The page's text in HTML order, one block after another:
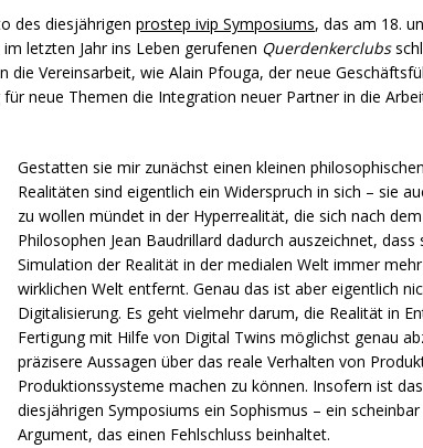
des diesjährigen prostep ivip Symposiums, das am 18.
letzten Jahr ins Leben gerufenen Querdenkerclubs
Vereinsarbeit, wie Alain Pfouga, der neue
neue Themen die Integration neuer Partner in die
Gestatten sie mir zunächst einen kleinen
Realitäten sind eigentlich ein Widerspruch in sich – sie
zu wollen mündet in der Hyperrealität, die sich nach
Philosophen Jean Baudrillard dadurch auszeichnet, dass
Simulation der Realität in der medialen Welt immer
wirklichen Welt entfernt. Genau das ist aber eigentlich
Digitalisierung. Es geht vielmehr darum, die Realität in
Fertigung mit Hilfe von Digital Twins möglichst genau
präzisere Aussagen über das reale Verhalten von
Produktionssysteme machen zu können. Insofern ist
diesjährigen Symposiums ein Sophismus – ein
Argument, das einen Fehlschluss beinhaltet.